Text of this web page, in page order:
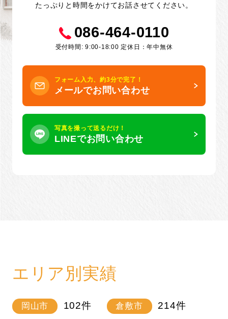
たっぷりと時間をかけてお話させてください。
086-464-0110
受付時間: 9:00-18:00 定休日：年中無休
フォーム入力、約3分で完了！
メールでお問い合わせ
写真を撮って送るだけ！
LINEでお問い合わせ
エリア別実績
岡山市 102件 倉敷市 214件